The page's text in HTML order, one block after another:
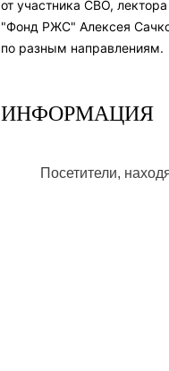
от участника СВО,
"Фонд РЖС" Алексея
по разным направлениям. ⠀
ИНФОРМАЦИЯ
Посетители,